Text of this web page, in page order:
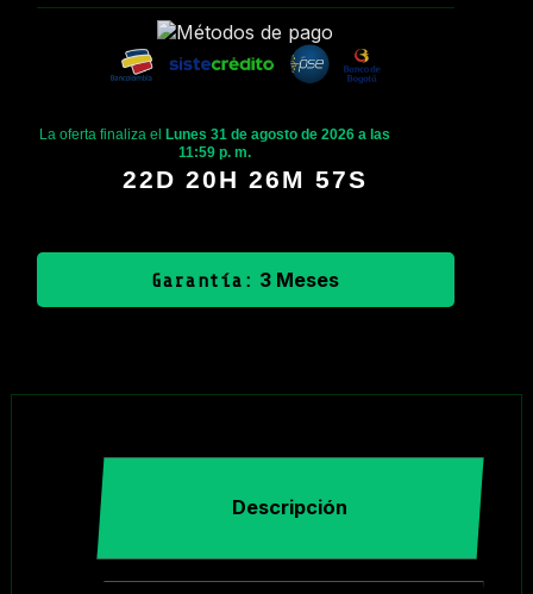
La oferta finaliza el
Lunes 31 de agosto de 2026 a las
11:59 p. m.
22D 20H 26M 57S
Garantía: 3 Meses
Descripción